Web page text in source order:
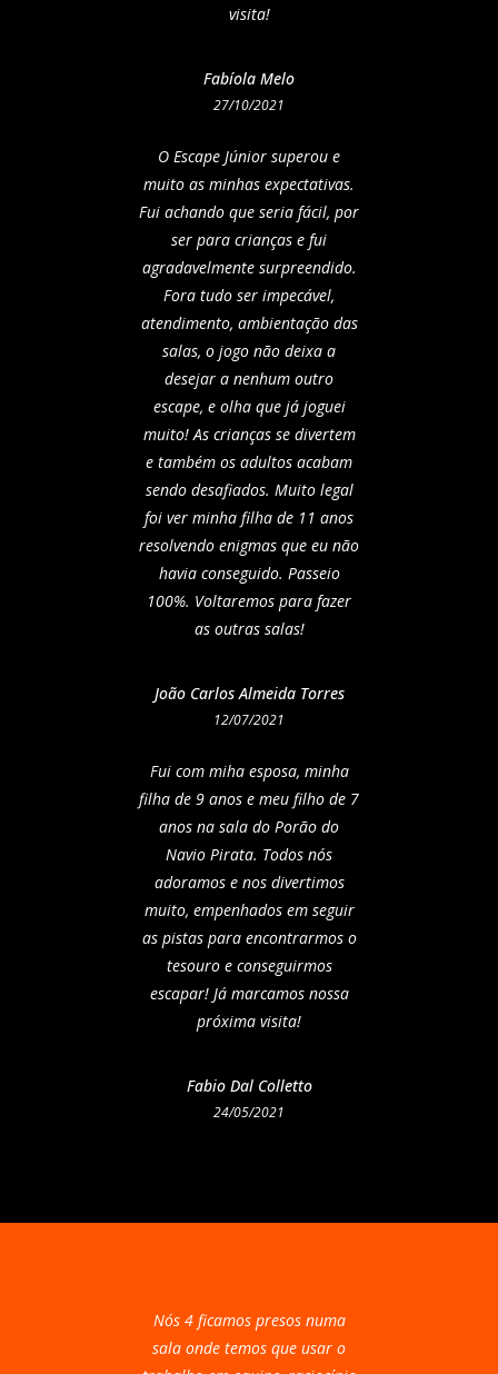
visita!
Fabíola Melo
27/10/2021
O Escape Júnior superou e
muito as minhas expectativas.
Fui achando que seria fácil, por
ser para crianças e fui
agradavelmente surpreendido.
Fora tudo ser impecável,
atendimento, ambientação das
salas, o jogo não deixa a
desejar a nenhum outro
escape, e olha que já joguei
muito! As crianças se divertem
e também os adultos acabam
sendo desafiados. Muito legal
foi ver minha filha de 11 anos
resolvendo enigmas que eu não
havia conseguido. Passeio
100%. Voltaremos para fazer
as outras salas!
João Carlos Almeida Torres
12/07/2021
Fui com miha esposa, minha
filha de 9 anos e meu filho de 7
anos na sala do Porão do
Navio Pirata. Todos nós
adoramos e nos divertimos
muito, empenhados em seguir
as pistas para encontrarmos o
tesouro e conseguirmos
escapar! Já marcamos nossa
próxima visita!
Fabio Dal Colletto
24/05/2021
Nós 4 ficamos presos numa
sala onde temos que usar o